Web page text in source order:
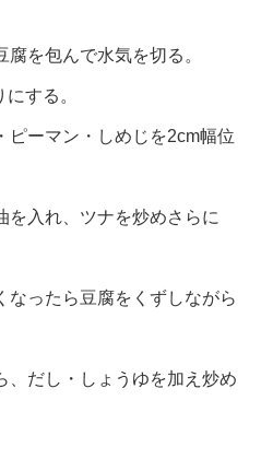
を包んで水気を切る。
する。
ーマン・しめじを2cm幅位
入れ、ツナを炒めさらに
ったら豆腐をくずしながら
だし・しょうゆを加え炒め